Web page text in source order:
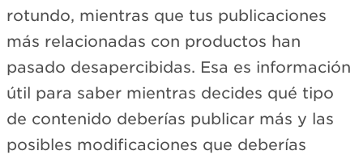
rotundo, mientras que tus publicaciones
más relacionadas con productos han
pasado desapercibidas. Esa es información
útil para saber mientras decides qué tipo
de contenido deberías publicar más y las
posibles modificaciones que deberías